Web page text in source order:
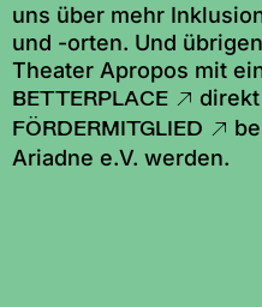
uns über mehr
und -orten. Und übrigens: Sie können das
Theater Apropos mit
BETTERPLACE
FÖRDERMITGLIED
Ariadne e.V. werden.